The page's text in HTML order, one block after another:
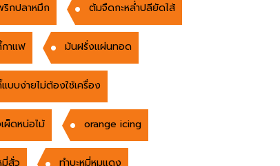
กปลาหมึก ต้มจืดกะหล่ำปลียัดไส้
าแฟ มันฝรั่งแผ่นทอด
บบง่ายไม่ต้องใช้เครื่อง
ผ็ดหน่อไม้ orange icing